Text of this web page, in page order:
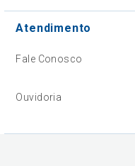
Atendimento
Fale Conosco
Ouvidoria